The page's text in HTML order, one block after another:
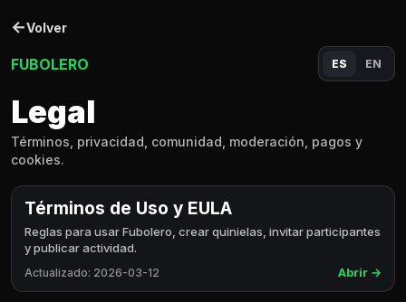
←Volver
FUBOLERO ES EN
Legal
Términos, privacidad, comunidad, moderación, pagos y
cookies.
Términos de Uso y EULA
Reglas para usar Fubolero, crear quinielas, invitar participantes
y publicar actividad.
Actualizado: 2026-03-12 Abrir →